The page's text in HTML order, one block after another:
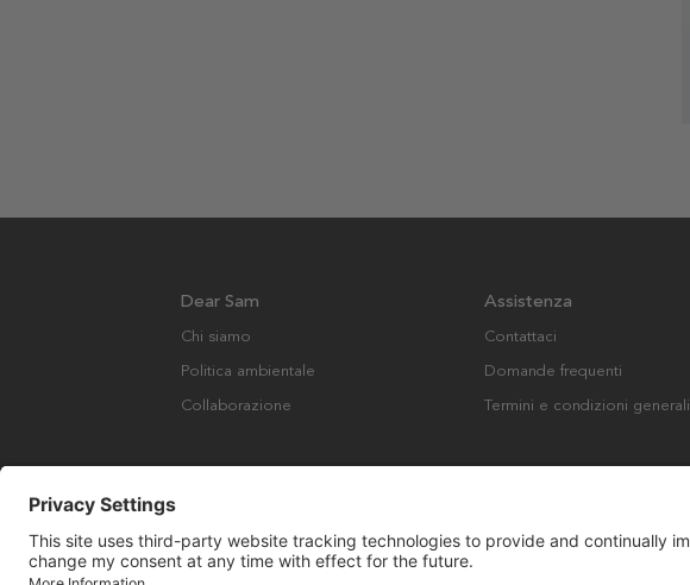
Dear Sam
Chi siamo
Politica ambientale
Collaborazione
Assistenza
Contattaci
Domande frequenti
Termini e condizioni generali